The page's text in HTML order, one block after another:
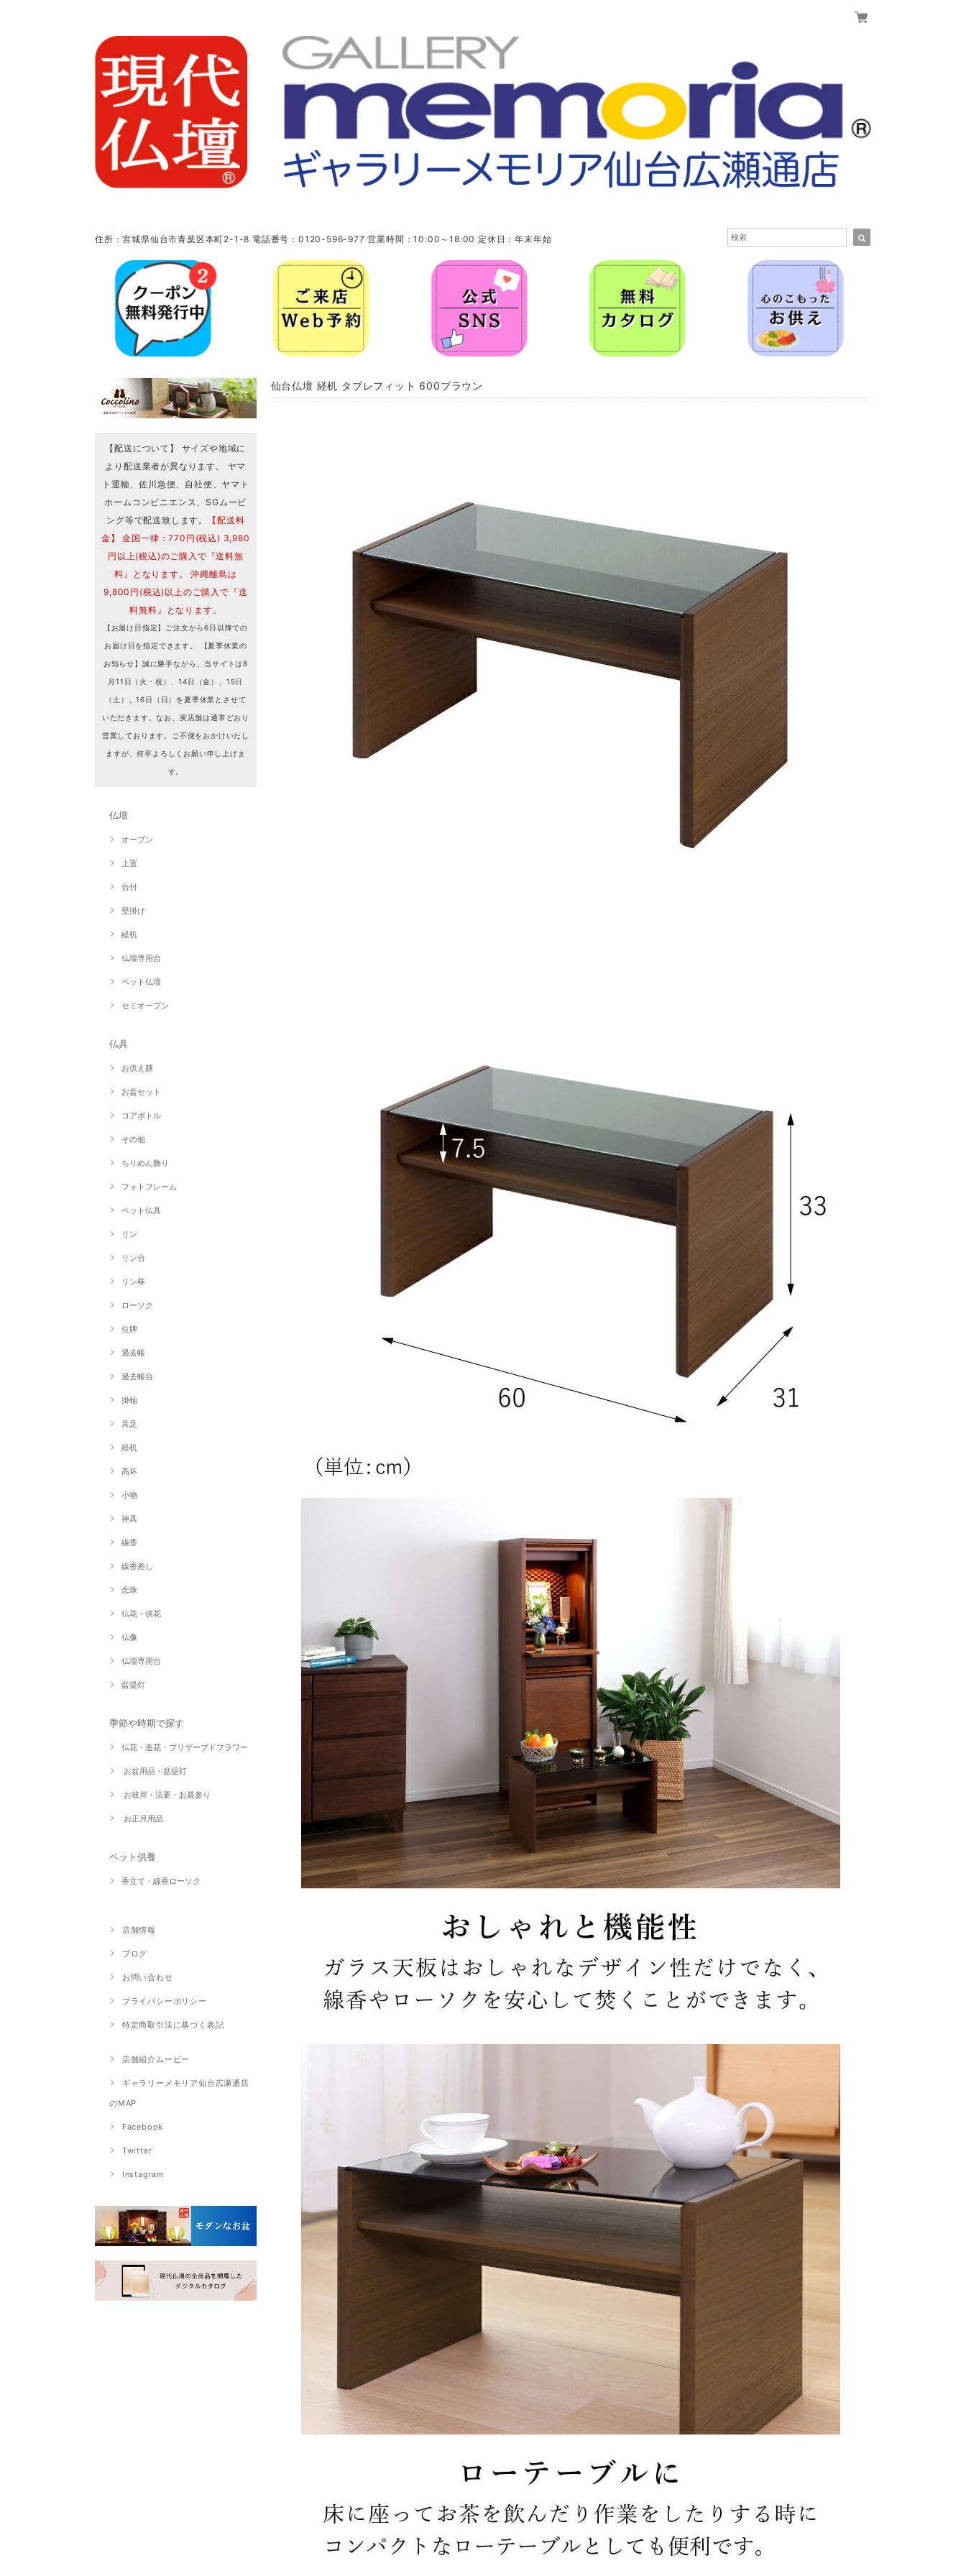
住所：宮城県仙台市青葉区本町2-1-8 電話番号：0120-596-977 営業時間：10:00～18:00 定休日：年末年始
【配送について】 サイズや地域に
より配送業者が異なります。 ヤマ
ト運輸、佐川急便、自社便、ヤマト
ホームコンビニエンス、SGムービ
ング等で配送致します。
【配送料
金】 全国一律：770円(税込) 3,980
円以上(税込)のご購入で『送料無
料』となります。 沖縄離島は
9,800円(税込)以上のご購入で『送
料無料』となります。
【お届け日指定】ご注文から6日以降での
お届け日を指定できます。 【夏季休業の
お知らせ】誠に勝手ながら、当サイトは8
月11日（火・祝）、14日（金）、15日
（土）、16日（日）を夏季休業とさせて
いただきます。なお、実店舗は通常どおり
営業しております。ご不便をおかけいたし
ますが、何卒よろしくお願い申し上げま
す。
仏壇
オープン
上置
台付
壁掛け
経机
仏壇専用台
ペット仏壇
セミオープン
仏具
お供え膳
お盆セット
コアボトル
その他
ちりめん飾り
フォトフレーム
ペット仏具
リン
リン台
リン棒
ローソク
位牌
過去帳
過去帳台
掛軸
具足
経机
高坏
小物
神具
線香
線香差し
念珠
仏花・供花
仏像
仏壇専用台
盆提灯
季節や時期で探す
仏花・造花・プリザーブドフラワー
お盆用品・盆提灯
お彼岸・法要・お墓参り
お正月用品
ペット供養
香立て・線香ローソク
店舗情報
ブログ
お問い合わせ
プライバシーポリシー
特定商取引法に基づく表記
店舗紹介ムービー
ギャラリーメモリア仙台広瀬通店
のMAP
Facebook
Twitter
Instagram
仙台仏壇 経机 タブレフィット 600ブラウン